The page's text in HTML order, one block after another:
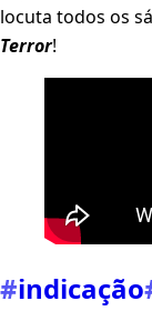
locuta todos os
Terror!
#indicação